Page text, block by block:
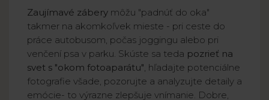
Zaujímavé zábery môžu "padnúť do oka"
takmer na akomkoľvek mieste - pri ceste do
práce autobusom, počas joggingu alebo pri
venčení psa v parku. Skúste sa teda pozrieť na
svet s "okom fotoaparátu", hľadajte potenciálne
fotografie všade, pozorujte a analyzujte detaily a
emócie- to výrazne zlepšuje vnímanie. Dobre,